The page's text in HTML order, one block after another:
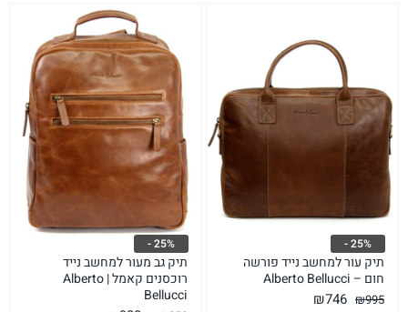
תיק עור למחשב נייד פורשה
חום – Alberto Bellucci
₪995
המחיר
₪746
25% -
תיק גב מעור למחשב נייד
רוכסנים קאמל | Alberto
Bellucci
25% -